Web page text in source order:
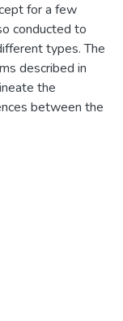
for a few
conducted to
types. The
described in
the
between the